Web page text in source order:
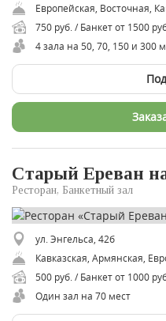
Европейская, Восточная,
750 руб. / Банкет от 1500
4 зала на 50, 70, 150 и 300
Старый Ереван
Ресторан, Банкетный зал
ул. Энгельса, 42б
Кавказская, Армянская,
500 руб. / Банкет от 1000
Один зал на 70 мест